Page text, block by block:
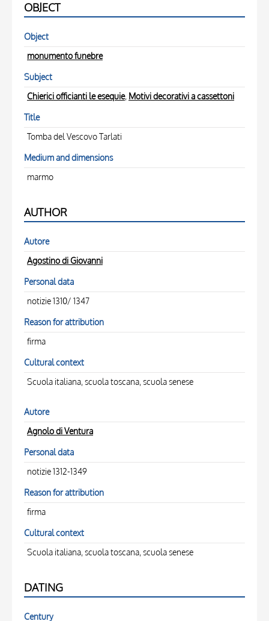
OBJECT
Object
monumento funebre
Subject
Chierici officianti le esequie, Motivi decorativi a cassettoni
Title
Tomba del Vescovo Tarlati
Medium and dimensions
marmo
AUTHOR
Autore
Agostino di Giovanni
Personal data
notizie 1310/ 1347
Reason for attribution
firma
Cultural context
Scuola italiana, scuola toscana, scuola senese
Autore
Agnolo di Ventura
Personal data
notizie 1312-1349
Reason for attribution
firma
Cultural context
Scuola italiana, scuola toscana, scuola senese
DATING
Century